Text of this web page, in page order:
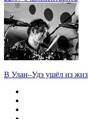
В Улан–Удэ ушёл из